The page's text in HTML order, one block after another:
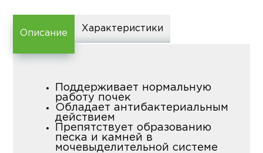
Описание
Характеристики
Поддерживает нормальную
работу почек
Обладает антибактериальным
действием
Препятствует образованию
песка и камней в
мочевыделительной системе